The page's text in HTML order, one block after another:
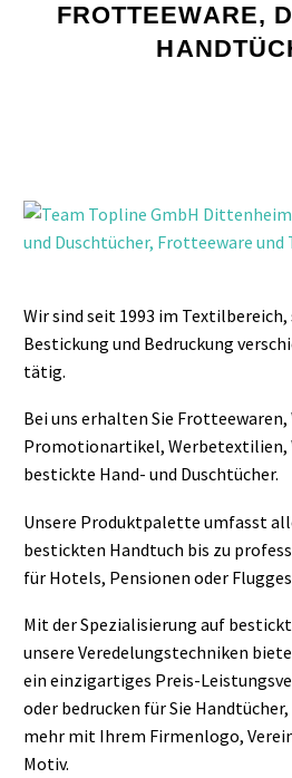
FROTTEEWARE,
Wir sind seit 1993 im
Bestickung und Bedruckung
tätig.
Bei uns erhalten Sie
Promotionartikel, Werbetextilien,
bestickte Hand- und Duschtücher.
Unsere Produktpalette umfasst
bestickten Handtuch bis zu
für Hotels, Pensionen oder
Mit der Spezialisierung auf
unsere Veredelungstechniken
ein einzigartiges Preis-
oder bedrucken für Sie
mehr mit Ihrem Firmenlogo,
Motiv.